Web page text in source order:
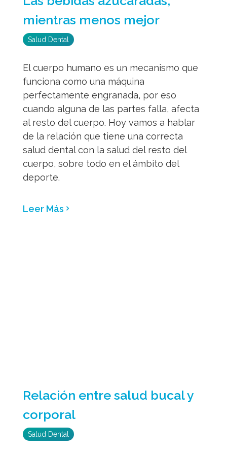
mientras menos mejor
Salud Dental
El cuerpo humano es un mecanismo que
funciona como una máquina
perfectamente engranada, por eso
cuando alguna de las partes falla, afecta
al resto del cuerpo. Hoy vamos a hablar
de la relación que tiene una correcta
salud dental con la salud del resto del
cuerpo, sobre todo en el ámbito del
deporte.
Leer Más
Relación entre salud bucal y
corporal
Salud Dental